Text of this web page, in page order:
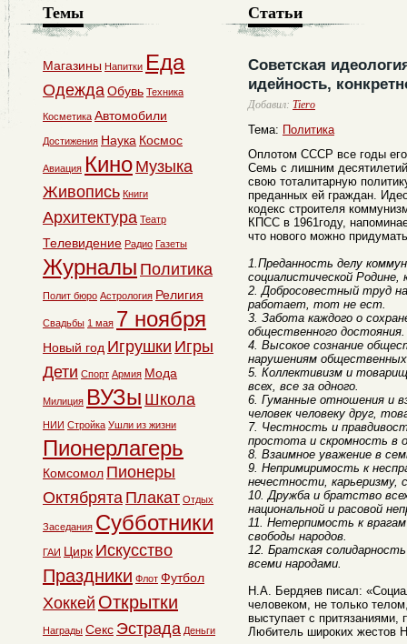
Статьи
Советская
идейность,
Добавил: Tiero
Тема: Политика
Оплотом СССР все годы
Семь с лишним
свою тоталитарную
преданных ей граждан.
кодекс строителя
КПСС в 1961году,
что нового можно
1.Преданность делу
социалистической Родине,
2. Добросовестный труд
работает, тот не ест.
3. Забота каждого о
общественного достояния.
4. Высокое сознание
нарушениям
5. Коллективизм и
всех, все за одного.
6. Гуманные отношения и
человек человеку друг,
7. Честность и
простота и скромность в
8. Взаимное уважение в
9. Непримиримость к
нечестности,
10. Дружба и братство
национальной и расовой
11. Нетерпимость к
свободы народов.
12. Братская
всеми народами.
Н.А. Бердяев писал:
человеком, не только
выступает с
Любитель широких жестов
Темы
Магазины Напитки Еда
ОдеждаОбувь Техника
Косметика Автомобили
Достижения Наука Космос
Авиация Кино Музыка
Живопись Книги
Архитектура Театр
Телевидение Радио Газеты
Журналы Политика
Полит бюро Астрология Религия
Свадьбы 1 мая 7 ноября
Новый год Игрушки Игры
Дети Спорт Армия Мода
Милиция ВУЗы Школа
НИИ Стройка Ушли из жизни
Пионерлагерь
Комсомол Пионеры
Октябрята Плакат Отдых
Заседания Субботники
ГАИ Цирк Искусство
Праздники Флот Футбол
Хоккей Открытки
Награды Секс Эстрада Деньги